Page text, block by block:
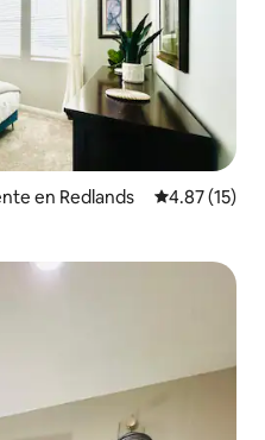
en Redlands Calificación
4.87 (15)